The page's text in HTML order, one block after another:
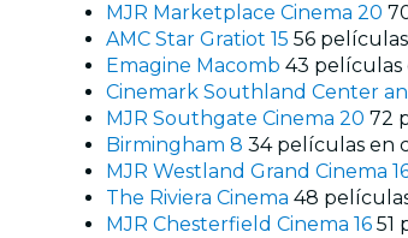
MJR Marketplace Cinema 20
AMC Star Gratiot 15 56
Emagine Macomb 43 películas
Cinemark Southland Center
MJR Southgate Cinema 20 72
Birmingham 8 34 películas en
MJR Westland Grand Cinema
The Riviera Cinema 48
MJR Chesterfield Cinema 16 51